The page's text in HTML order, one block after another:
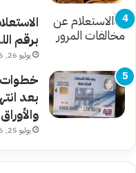
برقم
يوليو 26, 2026
خطوات
بعد
يوليو 25, 2026